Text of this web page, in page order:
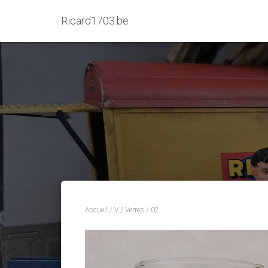
Ricard1703.be
Accueil / V / Verres / 02